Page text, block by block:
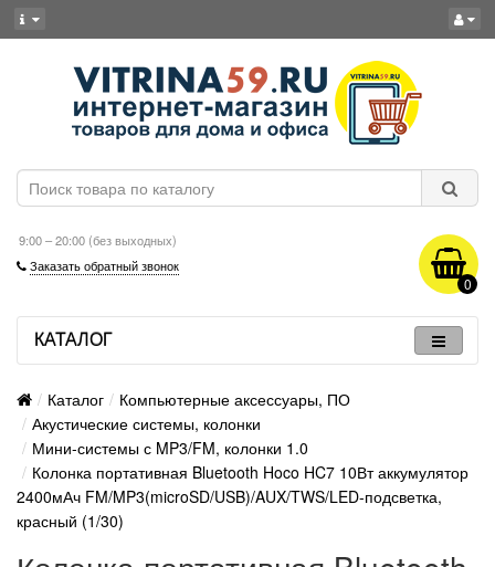
9:00 – 20:00 (без выходных)
Заказать обратный звонок
0
КАТАЛОГ
Каталог
Компьютерные аксессуары, ПО
Акустические системы, колонки
Мини-системы с MP3/FM, колонки 1.0
Колонка портативная Bluetooth Hoco HC7 10Вт аккумулятор
2400мАч FM/MP3(microSD/USB)/AUX/TWS/LED-подсветка,
красный (1/30)